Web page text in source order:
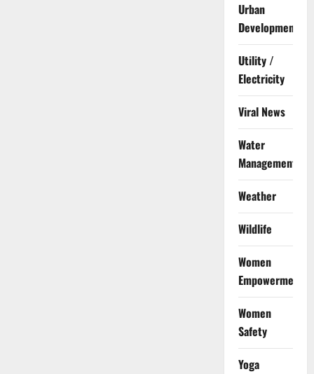
Urban
Development
Utility /
Electricity
Viral News
Water
Management
Weather
Wildlife
Women
Empowerment
Women
Safety
Yoga